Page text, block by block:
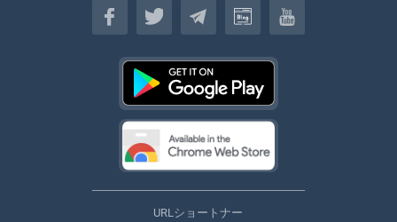
URLショートナー